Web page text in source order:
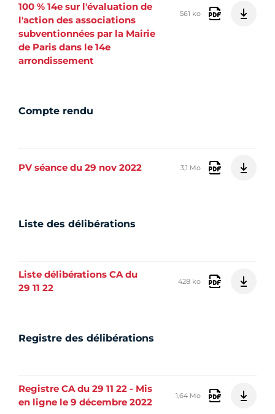
100 % 14e sur l'évaluation de
l'action des associations
subventionnées par la Mairie
de Paris dans le 14e
arrondissement
561 ko
Compte rendu
PV séance du 29 nov 2022 3,1 Mo
Liste des délibérations
Liste délibérations CA du
29 11 22
428 ko
Registre des délibérations
Registre CA du 29 11 22 - Mis
en ligne le 9 décembre 2022
1,64 Mo